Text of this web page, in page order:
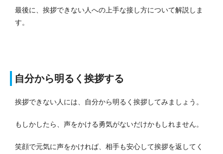
最後に、挨拶できない人への上手な接し方について解説しま
す。
自分から明るく挨拶する
挨拶できない人には、自分から明るく挨拶してみましょう。
もしかしたら、声をかける勇気がないだけかもしれません。
笑顔で元気に声をかければ、相手も安心して挨拶を返してく